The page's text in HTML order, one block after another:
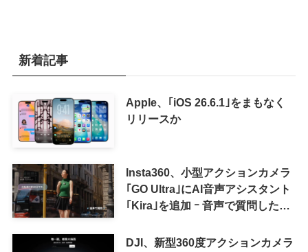
新着記事
Apple、｢iOS 26.6.1｣をまもなく
リリースか
Insta360、小型アクションカメラ
｢GO Ultra｣にAI音声アシスタント
｢Kira｣を追加 ｰ 音声で質問した
可能に
DJI、新型360度アクションカメラ